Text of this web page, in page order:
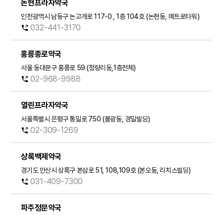
논현프라자약국
인천광역시 남동구 논고개로 117-0 , 1층 104호 (논현동, 메트로타워)
032-441-3170
홍릉종로약국
서울 동대문구 홍릉로 59 (청량리동,1층전체)
02-968-9988
열린프라자약국
서울특별시 은평구 통일로 750 (불광동, 경일빌딩)
02-309-1269
상록백제약국
경기도 안산시 상록구 본삼로 51, 108,109호 (본오동, 리치스빌딩)
031-409-7300
파주정문약국